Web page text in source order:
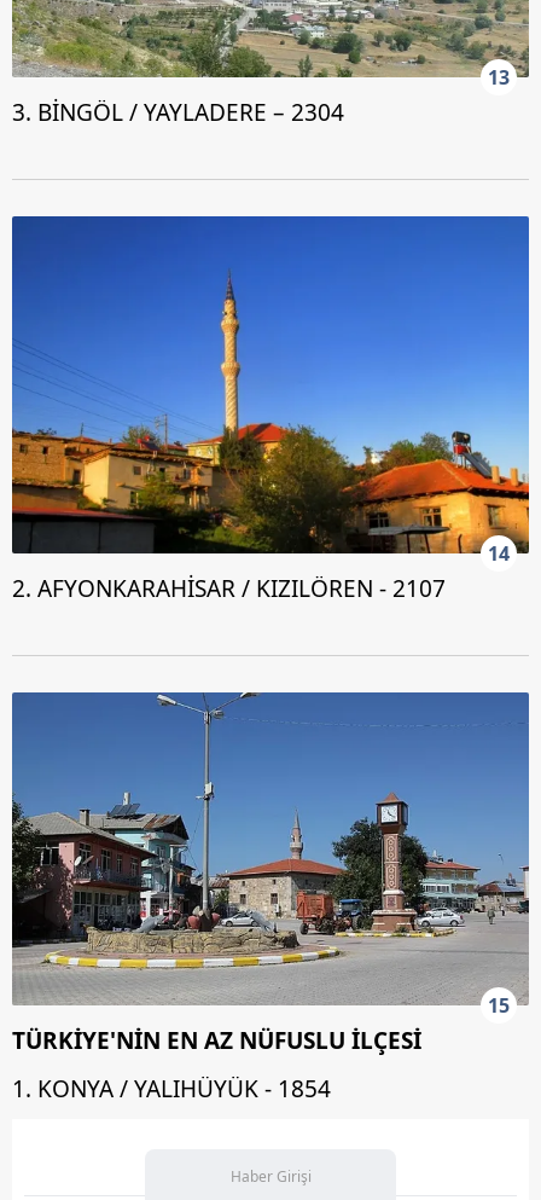
13
3. BİNGÖL / YAYLADERE – 2304
14
2. AFYONKARAHİSAR / KIZILÖREN - 2107
15
TÜRKİYE'NİN EN AZ NÜFUSLU İLÇESİ
1. KONYA / YALIHÜYÜK - 1854
Haber Girişi